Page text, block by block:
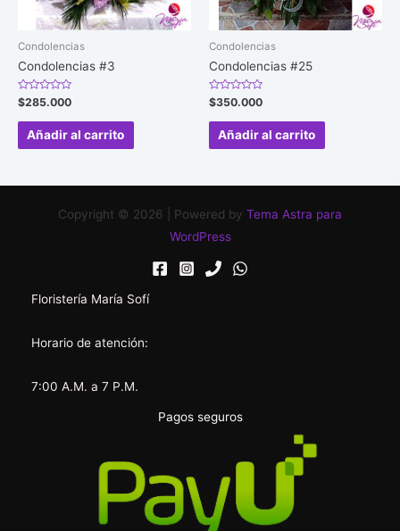
Condolencias
Condolencias #3
Valorado
en
0
$285.000
Añadir al carrito
Condolencias
Condolencias #25
Valorado
en
0
$350.000
Añadir al carrito
Copyright © 2026 | Powered by Tema Astra para
WordPress
Floristería María Sofí
Horario de atención:
7:00 A.M. a 7 P.M.
Pagos seguros